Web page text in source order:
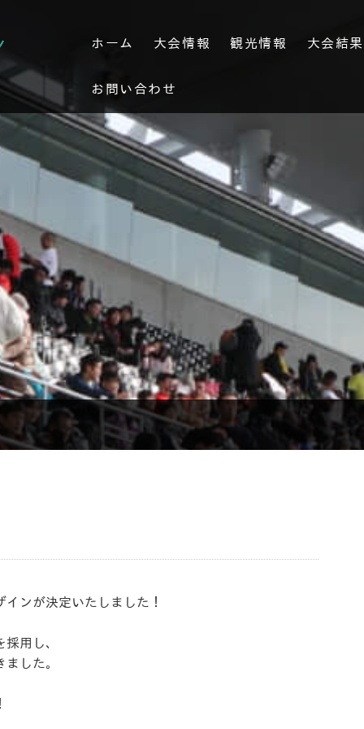
ホーム 大会情報 観光情報 大会結果
お問い合わせ
ンが決定いたしました！
用し、
した。